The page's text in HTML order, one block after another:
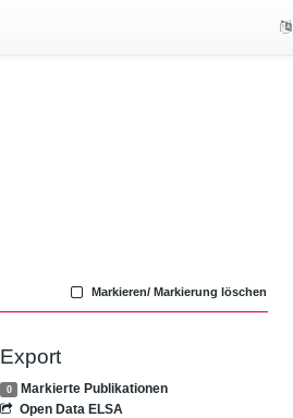
Markieren/ Markierung löschen
Export
0
Markierte Publikationen
Open Data ELSA